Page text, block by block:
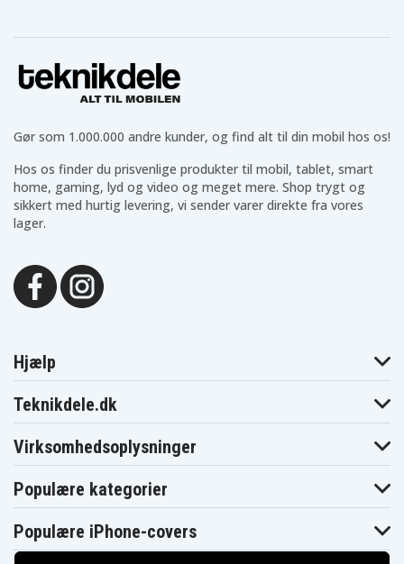
Gør som 1.000.000 andre kunder, og find alt til din mobil hos os!
Hos os finder du prisvenlige produkter til mobil, tablet, smart
home, gaming, lyd og video og meget mere. Shop trygt og
sikkert med hurtig levering, vi sender varer direkte fra vores
lager.
Hjælp
Teknikdele.dk
Virksomhedsoplysninger
Populære kategorier
Populære iPhone-covers